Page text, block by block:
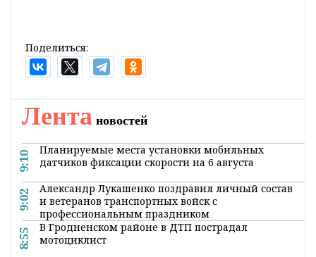
Поделиться:
Лента новостей
9:10
Планируемые места установки мобильных
датчиков фиксации скорости на 6 августа
9:02
Александр Лукашенко поздравил личный состав
и ветеранов транспортных войск с
профессиональным праздником
8:55
В Гродненском районе в ДТП пострадал
мотоциклист